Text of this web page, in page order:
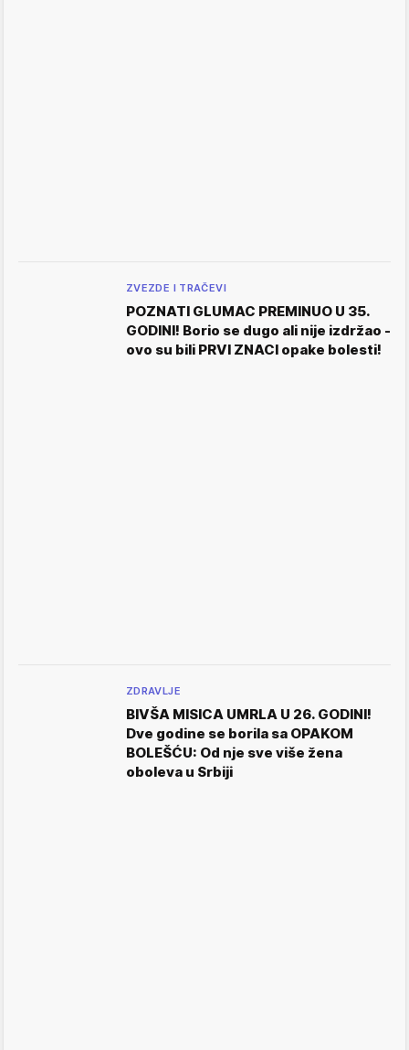
ZVEZDE I TRAČEVI
POZNATI GLUMAC PREMINUO U 35.
GODINI! Borio se dugo ali nije izdržao -
ovo su bili PRVI ZNACI opake bolesti!
ZDRAVLJE
BIVŠA MISICA UMRLA U 26. GODINI!
Dve godine se borila sa OPAKOM
BOLEŠĆU: Od nje sve više žena
oboleva u Srbiji